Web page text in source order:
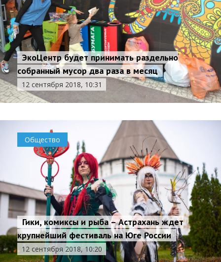
ЭкоЦентр будет принимать раздельно
собранный мусор два раза в месяц
12 сентября 2018, 10:31
Общество
Гики, комиксы и рыба – Астрахань ждет
крупнейший фестиваль на Юге России
12 сентября 2018, 10:20